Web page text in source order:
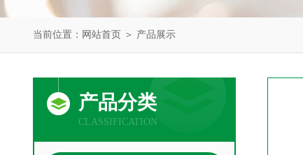
当前位置： 网站首页 ＞ 产品展示
产品分类
CLASSIFICATION